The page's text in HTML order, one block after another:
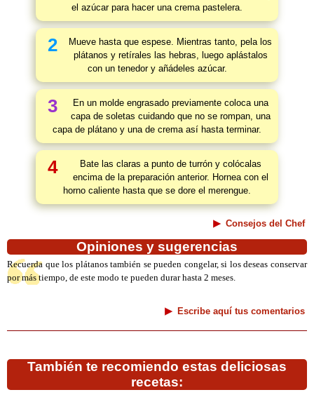
el azúcar para hacer una crema pastelera.
2
Mueve hasta que espese. Mientras tanto, pela los
plátanos y retírales las hebras, luego aplástalos
con un tenedor y añádeles azúcar.
3
En un molde engrasado previamente coloca una
capa de soletas cuidando que no se rompan, una
capa de plátano y una de crema así hasta terminar.
4
Bate las claras a punto de turrón y colócalas
encima de la preparación anterior. Hornea con el
horno caliente hasta que se dore el merengue.
Consejos del Chef
Opiniones y sugerencias
Recuerda que los plátanos también se pueden congelar, si los deseas conservar
por más tiempo, de este modo te pueden durar hasta 2 meses.
Escribe aquí tus comentarios
También te recomiendo estas deliciosas
recetas: